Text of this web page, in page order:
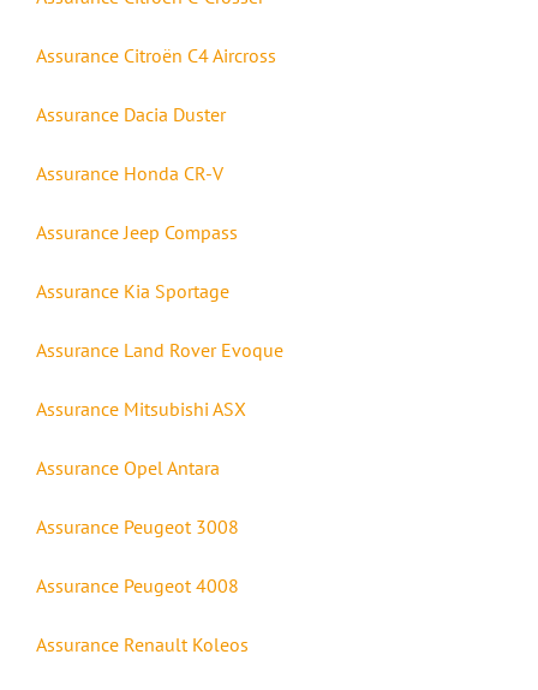
Assurance Citroën C4 Aircross
Assurance Dacia Duster
Assurance Honda CR-V
Assurance Jeep Compass
Assurance Kia Sportage
Assurance Land Rover Evoque
Assurance Mitsubishi ASX
Assurance Opel Antara
Assurance Peugeot 3008
Assurance Peugeot 4008
Assurance Renault Koleos